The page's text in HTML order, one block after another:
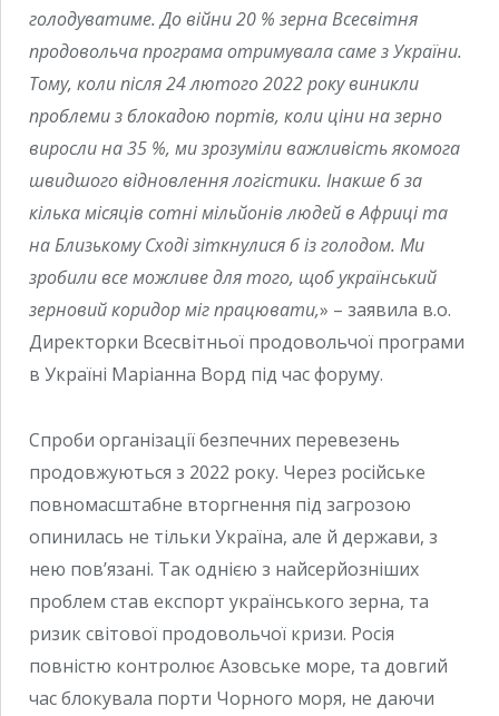
голодуватиме. До війни 20 % зерна Всесвітня
продовольча програма отримувала саме з України.
Тому, коли після 24 лютого 2022 року виникли
проблеми з блокадою портів, коли ціни на зерно
виросли на 35 %, ми зрозуміли важливість якомога
швидшого відновлення логістики. Інакше б за
кілька місяців сотні мільйонів людей в Африці та
на Близькому Сході зіткнулися б із голодом. Ми
зробили все можливе для того, щоб український
зерновий коридор міг працювати,» – заявила в.о.
Директорки Всесвітньої продовольчої програми
в Україні Маріанна Ворд під час форуму.
Спроби організації безпечних перевезень
продовжуються з 2022 року. Через російське
повномасштабне вторгнення під загрозою
опинилась не тільки Україна, але й держави, з
нею пов’язані. Так однією з найсерйозніших
проблем став експорт українського зерна, та
ризик світової продовольчої кризи. Росія
повністю контролює Азовське море, та довгий
час блокувала порти Чорного моря, не даючи